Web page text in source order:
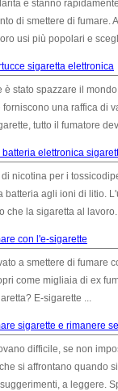
e stanno
di smettere di
usi più popolari e
sigaretta elettronica
stato spazzare il
una raffica di
tutto il fumatore
elettronica
nicotina per i
agli ioni di litio.
che la sigaretta al
con l'e-sigarette
a smettere di fumare
come migliaia di ex
E-sigarette ...
sigarette e rimanere
difficile, se non
si affrontano quando
a leggere.